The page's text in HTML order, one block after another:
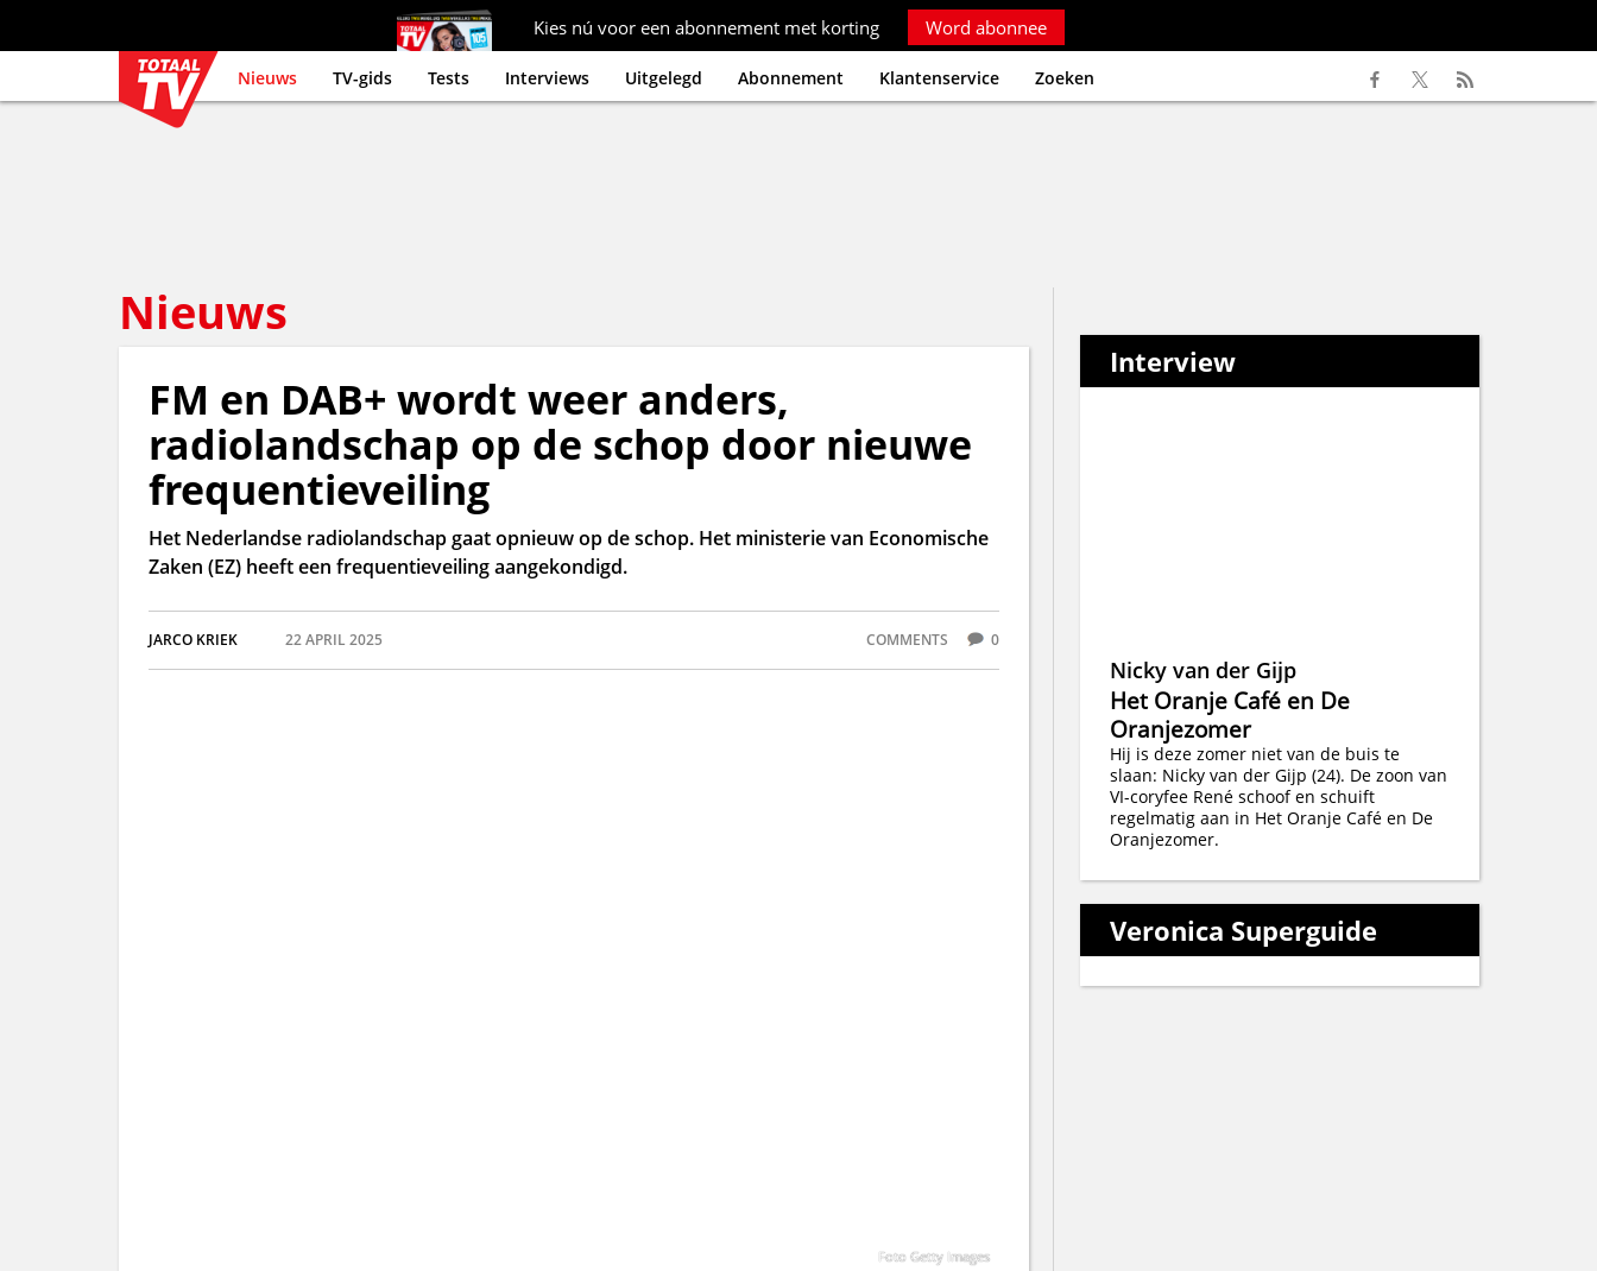
Kies nú voor een abonnement met korting Word abonnee
Nieuws TV-gids Tests Interviews Uitgelegd Abonnement Klantenservice Zoeken
Nieuws
FM en DAB+ wordt weer anders,
radiolandschap op de schop door nieuwe
frequentieveiling
Het Nederlandse radiolandschap gaat opnieuw op de schop. Het ministerie van Economische
Zaken (EZ) heeft een frequentieveiling aangekondigd.
JARCO KRIEK 22 APRIL 2025 COMMENTS 0
Foto Getty Images
Interview
Nicky van der Gijp
Het Oranje Café en De
Oranjezomer
Hij is deze zomer niet van de buis te
slaan: Nicky van der Gijp (24). De zoon van
VI-coryfee René schoof en schuift
regelmatig aan in Het Oranje Café en De
Oranjezomer.
Veronica Superguide